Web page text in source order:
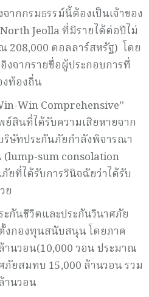
ากกรมธรรม์นี้ต้องเป็นเจ้าของ
Jeolla ที่มีรายได้ต่อปีไม่
208,000 ดอลลาร์สหรัฐ) โดย
งจากรายชื่อผู้ประกอบการที่
ท้องถิ่น
Win Comprehensive”
สินที่ได้รับความเสียหายจาก
ษัทประกันภัยกำลังพิจารณา
(lump-sum consolation
ยที่ได้รับการวินิจฉัยว่าได้รับ
ย
กันชีวิตและประกันวินาศภัย
งกองทุนสนับสนุน โดยภาค
นวอน(10,000 วอน ประมาณ
ยสมทบ 15,000 ล้านวอน รวม
านวอน